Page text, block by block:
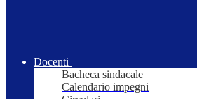
Docenti
Bacheca sindacale
Calendario impegni